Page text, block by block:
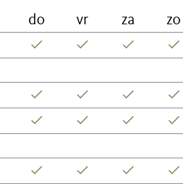
do vr za zo